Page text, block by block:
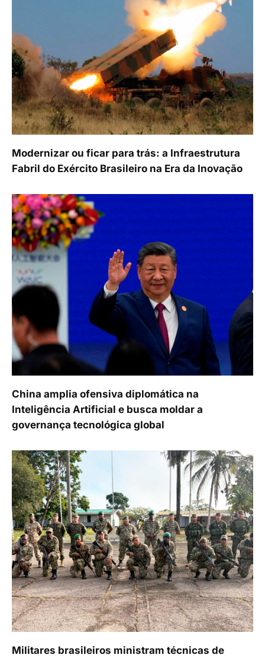
Modernizar ou ficar para trás: a Infraestrutura
Fabril do Exército Brasileiro na Era da Inovação
China amplia ofensiva diplomática na
Inteligência Artificial e busca moldar a
governança tecnológica global
Militares brasileiros ministram técnicas de